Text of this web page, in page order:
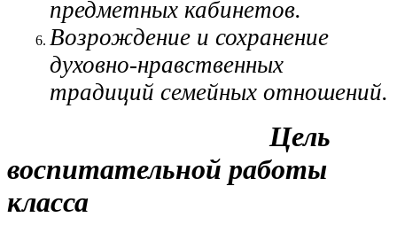
предметных кабинетов.
Возрождение и сохранение
духовно-нравственных
традиций семейных отношений.
Цель
воспитательной работы
класса